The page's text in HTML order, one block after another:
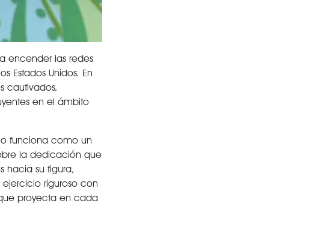
encender las redes
Estados Unidos. En
cautivados,
en el ámbito
funciona como un
la dedicación que
hacia su figura,
riguroso con
proyecta en cada